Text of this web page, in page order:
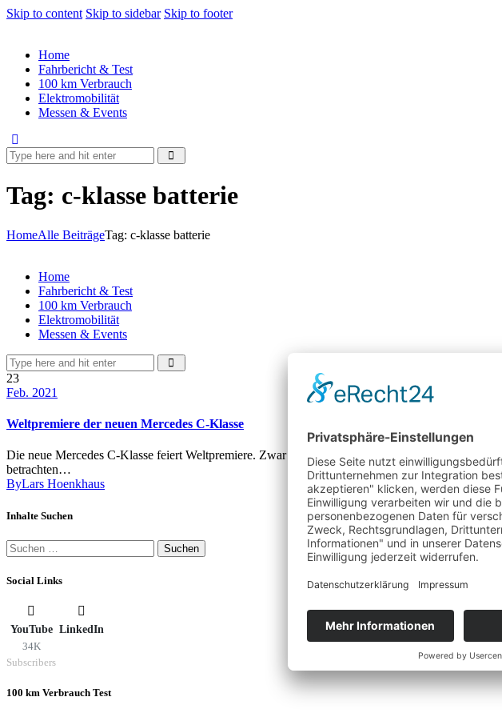
Skip to content Skip to sidebar Skip to footer
Home
Fahrbericht & Test
100 km Verbrauch
Elektromobilität
Messen & Events
Tag: c-klasse batterie
HomeAlle BeiträgeTag: c-klasse batterie
Home
Fahrbericht & Test
100 km Verbrauch
Elektromobilität
Messen & Events
23
Feb. 2021
Weltpremiere der neuen Mercedes C-Klasse
Die neue Mercedes C-Klasse feiert Weltpremiere. Zwar können wir wegen der Corona
betrachten…
ByLars Hoenkhaus
Inhalte Suchen
Suchen
nach:
Social Links
YouTube
34K
Subscribers
LinkedIn
100 km Verbrauch Test